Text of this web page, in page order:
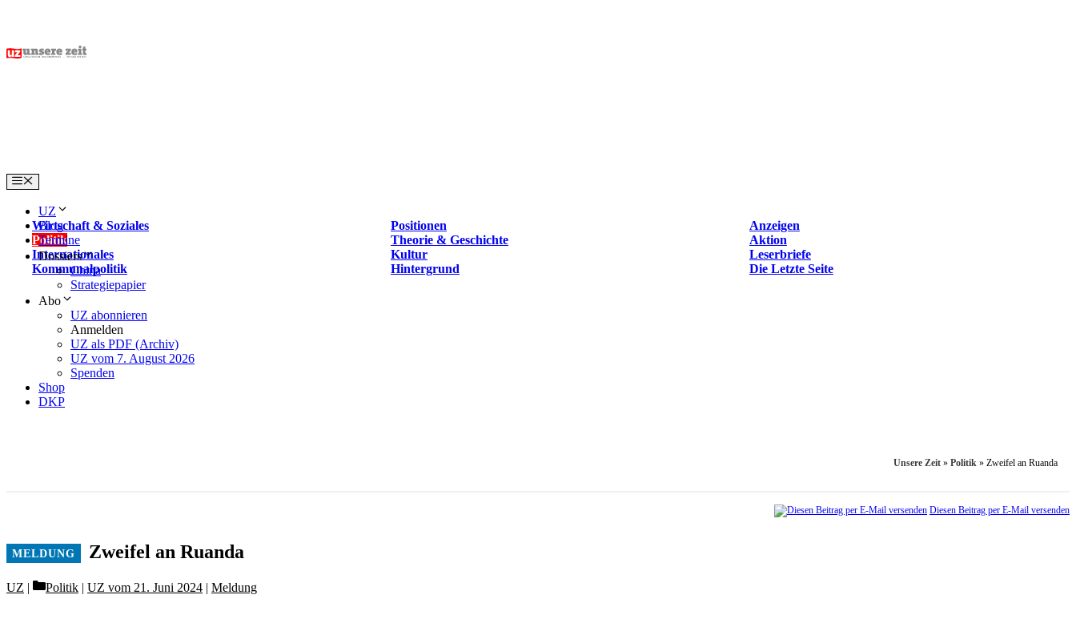
content
Menu
UZ
Wirtschaft & Soziales
Positionen
Anzeigen
Politik
Theorie & Geschichte
Aktion
Internationales
Kultur
Leserbriefe
Kommunalpolitik
Hintergrund Die Letzte Seite
Blog
Termine
Dossiers
China
Strategiepapier
Abo
UZ abonnieren
Anmelden
UZ als PDF (Archiv)
UZ vom 7. August 2026
Spenden
Shop
DKP
Unsere Zeit » Politik » Zweifel an Ruanda
Diesen Beitrag per E-Mail versenden
Zweifel an Ruanda
UZ Categories
Politik | UZ vom 21. Juni 2024 | Meldung